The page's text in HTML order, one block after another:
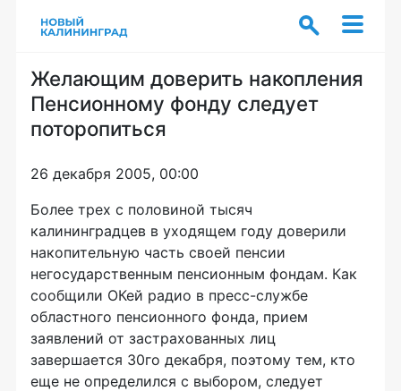
Желающим доверить накопления
Пенсионному фонду следует
поторопиться
26 декабря 2005, 00:00
Более трех с половиной тысяч
калининградцев в уходящем году доверили
накопительную часть своей пенсии
негосударственным пенсионным фондам. Как
сообщили ОКей радио в пресс-службе
областного пенсионного фонда, прием
заявлений от застрахованных лиц
завершается 30го декабря, поэтому тем, кто
еще не определился с выбором, следует